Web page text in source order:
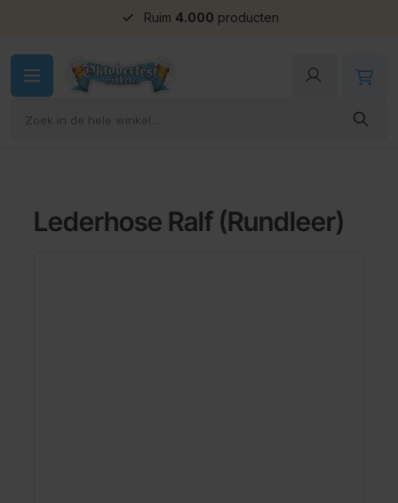
Ruim 4.000 producten
Lederhose Ralf (Rundleer)